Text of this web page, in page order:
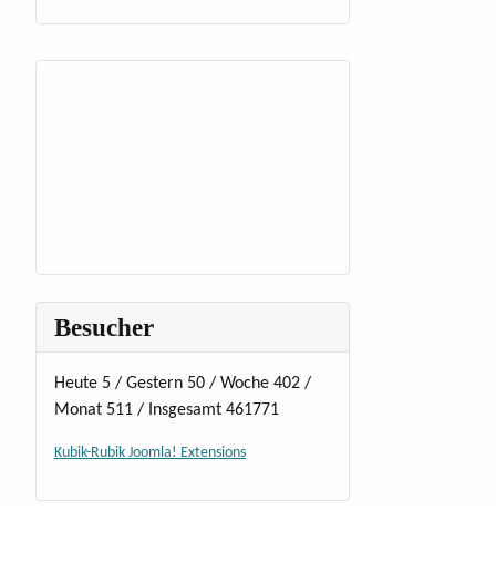
Besucher
Heute 5 / Gestern 50 / Woche 402 /
Monat 511 / Insgesamt 461771
Kubik-Rubik Joomla! Extensions